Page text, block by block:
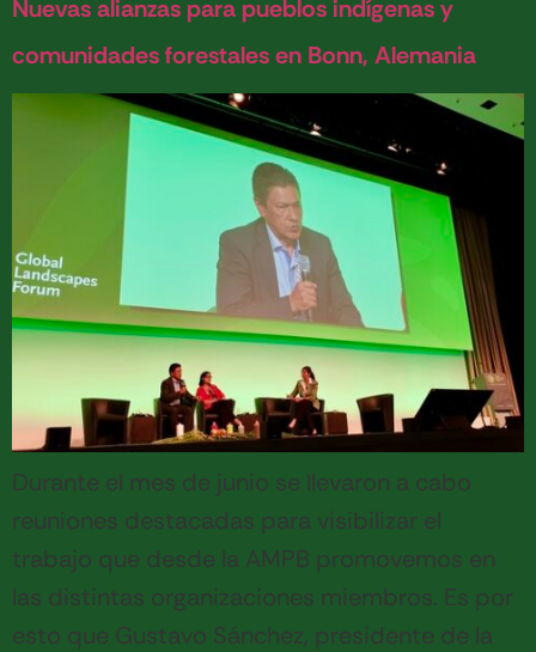
Nuevas alianzas para pueblos indígenas y
comunidades forestales en Bonn, Alemania
Durante el mes de junio se llevaron a cabo
reuniones destacadas para visibilizar el
trabajo que desde la AMPB promovemos en
las distintas organizaciones miembros. Es por
esto que Gustavo Sánchez, presidente de la